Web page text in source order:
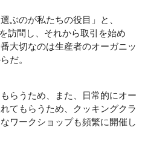
ぶのが私たちの役目」と、
訪問し、それから取引を始め
大切なのは生産者のオーガニッ
だ。
らうため、また、日常的にオー
てもらうため、クッキングクラ
ワークショップも頻繁に開催し